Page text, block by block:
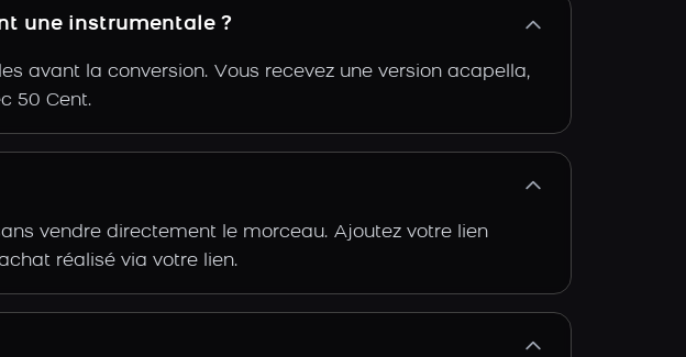
une instrumentale ?
avant la conversion. Vous recevez une version acapella,
50 Cent.
vendre directement le morceau. Ajoutez votre lien
réalisé via votre lien.